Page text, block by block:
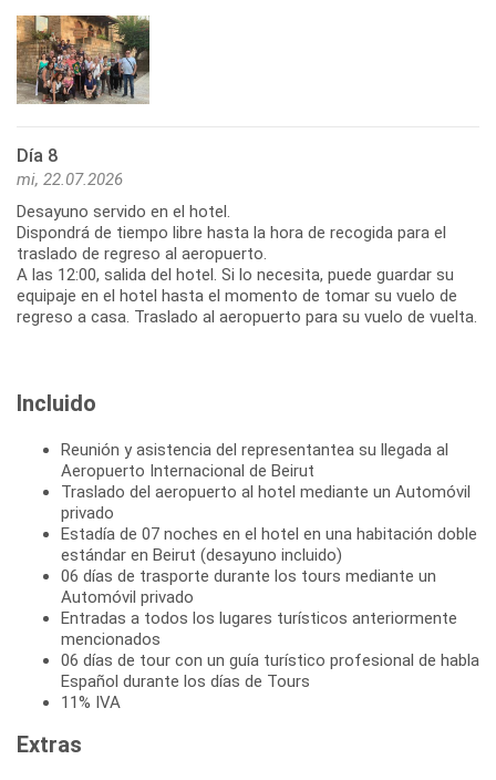
Día 8
mi, 22.07.2026
Desayuno servido en el hotel.
Dispondrá de tiempo libre hasta la hora de recogida para el
traslado de regreso al aeropuerto.
A las 12:00, salida del hotel. Si lo necesita, puede guardar su
equipaje en el hotel hasta el momento de tomar su vuelo de
regreso a casa. Traslado al aeropuerto para su vuelo de vuelta.
Incluido
Reunión y asistencia del representantea su llegada al
Aeropuerto Internacional de Beirut
Traslado del aeropuerto al hotel mediante un Automóvil
privado
Estadía de 07 noches en el hotel en una habitación doble
estándar en Beirut (desayuno incluido)
06 días de trasporte durante los tours mediante un
Automóvil privado
Entradas a todos los lugares turísticos anteriormente
mencionados
06 días de tour con un guía turístico profesional de habla
Español durante los días de Tours
11% IVA
Extras